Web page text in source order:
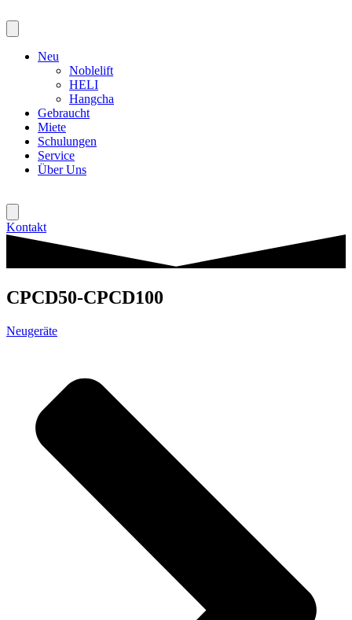
Inhalt
springen
Neu
Noblelift
HELI
Hangcha
Gebraucht
Miete
Schulungen
Service
Über Uns
Kontakt
CPCD50-CPCD100
Neugeräte